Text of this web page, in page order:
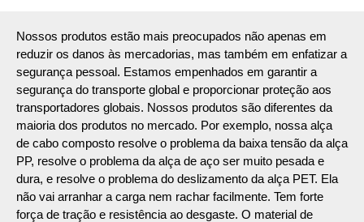
Nossos produtos estão mais preocupados não apenas em
reduzir os danos às mercadorias, mas também em enfatizar a
segurança pessoal. Estamos empenhados em garantir a
segurança do transporte global e proporcionar proteção aos
transportadores globais. Nossos produtos são diferentes da
maioria dos produtos no mercado. Por exemplo, nossa alça
de cabo composto resolve o problema da baixa tensão da alça
PP, resolve o problema da alça de aço ser muito pesada e
dura, e resolve o problema do deslizamento da alça PET. Ela
não vai arranhar a carga nem rachar facilmente. Tem forte
força de tração e resistência ao desgaste. O material de